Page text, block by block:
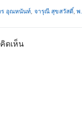
ร อุณหนันท์, จารุณี สุขสวัสดิ์,พ
ดเห็น